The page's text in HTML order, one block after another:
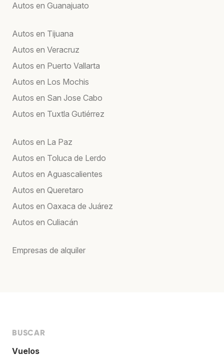
Autos en Guanajuato
Autos en Tijuana
Autos en Veracruz
Autos en Puerto Vallarta
Autos en Los Mochis
Autos en San Jose Cabo
Autos en Tuxtla Gutiérrez
Autos en La Paz
Autos en Toluca de Lerdo
Autos en Aguascalientes
Autos en Queretaro
Autos en Oaxaca de Juárez
Autos en Culiacán
Empresas de alquiler
BUSCAR
Vuelos